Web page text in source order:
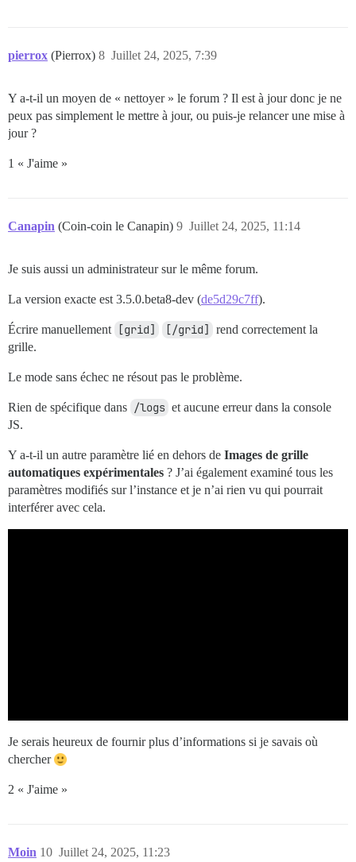
pierrox (Pierrox) Juillet 24, 2025, 7:39
8
Y a-t-il un moyen de « nettoyer » le forum ? Il est à jour donc je ne
peux pas simplement le mettre à jour, ou puis-je relancer une mise à
jour ?
1 « J'aime »
Canapin (Coin-coin le Canapin) Juillet 24, 2025, 11:14
9
Je suis aussi un administrateur sur le même forum.
La version exacte est 3.5.0.beta8-dev (de5d29c7ff).
Écrire manuellement [grid] [/grid]
rend correctement la
grille.
Le mode sans échec ne résout pas le problème.
Rien de spécifique dans /logs et aucune erreur dans la console
JS.
Y a-t-il un autre paramètre lié en dehors de Images de grille
automatiques expérimentales ? J’ai également examiné tous les
paramètres modifiés sur l’instance et je n’ai rien vu qui pourrait
interférer avec cela.
Je serais heureux de fournir plus d’informations si je savais où
chercher
2 « J'aime »
Moin Juillet 24, 2025, 11:23
10